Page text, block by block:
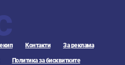
Контакти За реклама
Политика за бисквитките